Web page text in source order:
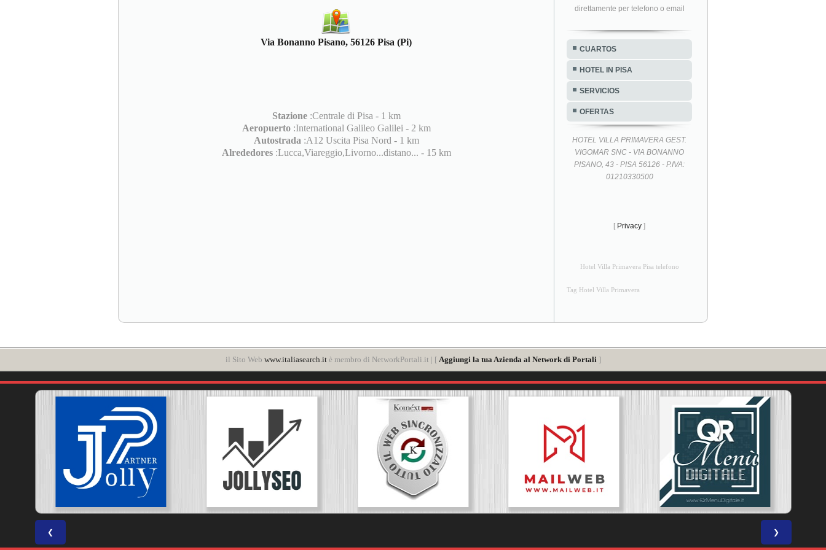
Via Bonanno Pisano, 56126 Pisa (Pi)
Stazione:Centrale di Pisa - 1 km
Aeropuerto:International Galileo Galilei - 2 km
Autostrada:A12 Uscita Pisa Nord - 1 km
Alrededores:Lucca,Viareggio,Livorno...distano... - 15 km
direttamente per telefono o email
CUARTOS
HOTEL IN PISA
SERVICIOS
OFERTAS
HOTEL VILLA PRIMAVERA GEST.
VIGOMAR SNC - VIA BONANNO
PISANO, 43 - PISA 56126 - P.IVA:
01210330500
[ Privacy ]
Hotel Villa Primavera Pisa telefono
Tag Hotel Villa Primavera
il Sito Web www.italiasearch.itè membro di NetworkPortali.it | [ Aggiungi la tua Azienda al Network di Portali ]
❮ ❯